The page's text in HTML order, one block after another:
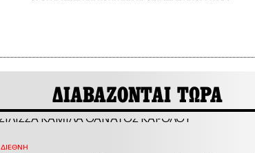
ΔΙΑΒΑΖΟΝΤΑΙ ΤΩΡΑ
ΔΙΕΘΝΗ